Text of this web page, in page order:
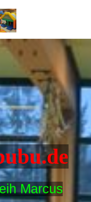
Marcus